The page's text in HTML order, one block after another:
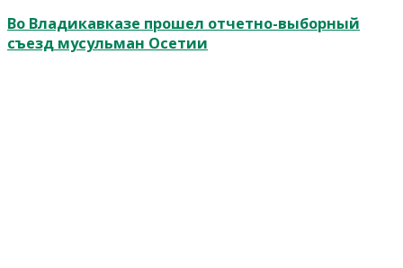
Во Владикавказе прошел отчетно-выборный
съезд мусульман Осетии